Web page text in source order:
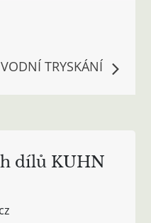
TRYSKÁNÍ
dílů KUHN